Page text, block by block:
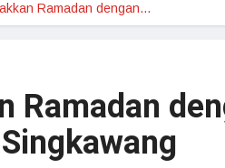
Ramadan dengan…
Ramadan